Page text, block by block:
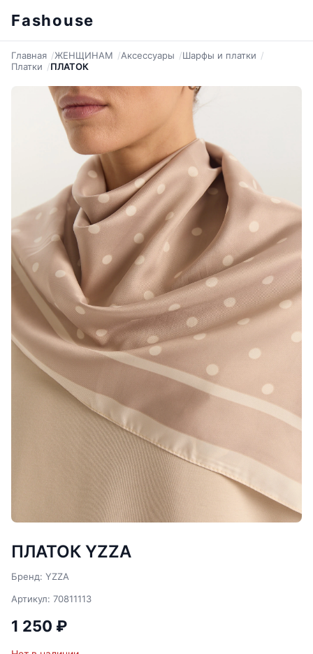
Fashouse
Главная ЖЕНЩИНАМ Аксессуары
Шарфы и платки
Платки
ПЛАТОК
ПЛАТОК YZZA
Бренд: YZZA
Артикул: 70811113
1 250 ₽